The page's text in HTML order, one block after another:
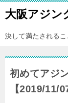
大阪アジン
決して満たされる
初めてアジ
【2019/11/